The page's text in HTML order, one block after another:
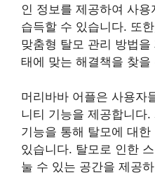
인 정보를 제공하여 사
습득할 수 있습니다. 또
맞춤형 탈모 관리 방법
태에 맞는 해결책을 찾
머리바바 어플은 사용자
니티 기능을 제공합니다
기능을 통해 탈모에 대
있습니다. 탈모로 인한
눌 수 있는 공간을 제공